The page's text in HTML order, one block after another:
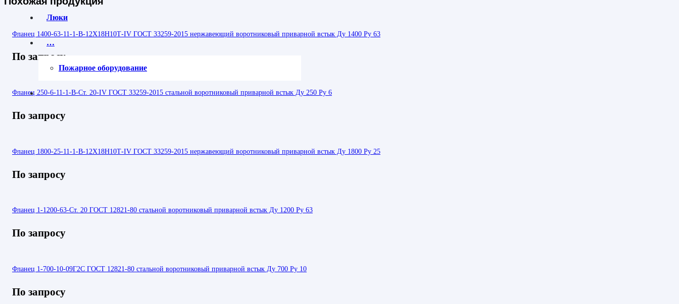
Люки
…
Пожарное оборудование
Фланец 1400-63-11-1-B-12Х18Н10Т-IV ГОСТ 33259-2015 нержавеющий воротниковый приварной встык Ду 1400 Ру 63
По запросу
Фланец 250-6-11-1-В-Ст. 20-IV ГОСТ 33259-2015 стальной воротниковый приварной встык Ду 250 Ру 6
По запросу
Фланец 1800-25-11-1-В-12Х18Н10Т-IV ГОСТ 33259-2015 нержавеющий воротниковый приварной встык Ду 1800 Ру 25
По запросу
Фланец 1-1200-63-Ст. 20 ГОСТ 12821-80 стальной воротниковый приварной встык Ду 1200 Ру 63
По запросу
Фланец 1-700-10-09Г2С ГОСТ 12821-80 стальной воротниковый приварной встык Ду 700 Ру 10
По запросу